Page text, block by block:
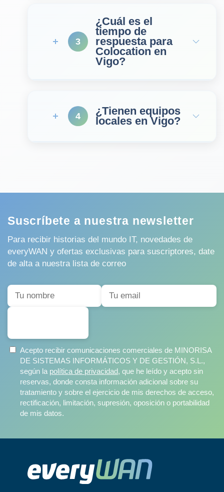
3
¿Cuál es el
tiempo de
respuesta para
Colocation en
Vigo?
4
¿Tienen equipos
locales en Vigo?
Suscríbete a nuestra newsletter
Para recibir historias del mundo IT, novedades de
everyWAN y ofertas exclusivas para suscriptores, date
de alta a nuestra lista de correo
Acepto recibir comunicaciones comerciales de MINORISA
DE SISTEMAS INFORMÁTICOS Y DE GESTIÓN, S.L.,
según la política de privacidad, que he leído y acepto sin
reservas, donde consta información adicional sobre su
tratamiento y sobre el ejercicio de mis derechos de acceso,
rectificación, limitación, supresión, oposición o portabilidad
de mis datos.